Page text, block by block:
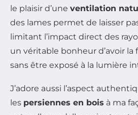
le plaisir d’une ventilation
des lames permet de laisser
limitant l’impact direct des
un véritable bonheur d’avoir
sans être exposé à la lumière
J’adore aussi l’aspect
les persiennes en bois à ma